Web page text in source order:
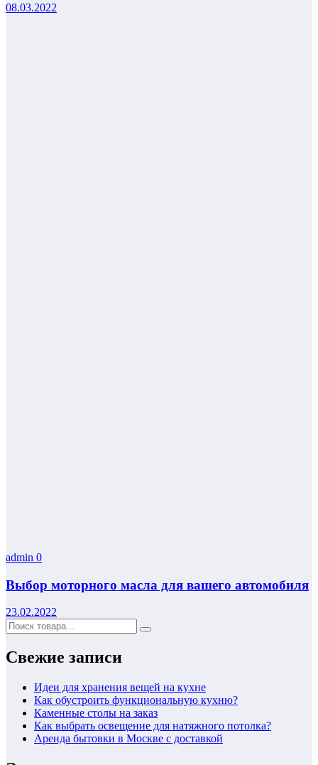
08.03.2022
admin 0
Выбор моторного масла для вашего автомобиля
23.02.2022
Свежие записи
Идеи для хранения вещей на кухне
Как обустроить функциональную кухню?
Каменные столы на заказ
Как выбрать освещение для натяжного потолка?
Аренда бытовки в Москве с доставкой